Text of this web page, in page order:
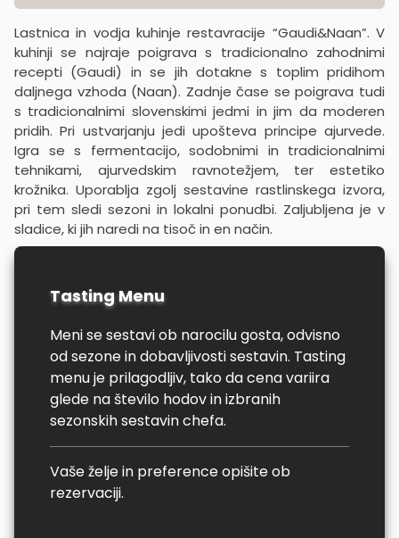
Lastnica in vodja kuhinje restavracije “Gaudi&Naan”. V
kuhinji se najraje poigrava s tradicionalno zahodnimi
recepti (Gaudi) in se jih dotakne s toplim pridihom
daljnega vzhoda (Naan). Zadnje čase se poigrava tudi
s tradicionalnimi slovenskimi jedmi in jim da moderen
pridih. Pri ustvarjanju jedi upošteva principe ajurvede.
Igra se s fermentacijo, sodobnimi in tradicionalnimi
tehnikami, ajurvedskim ravnotežjem, ter estetiko
krožnika. Uporablja zgolj sestavine rastlinskega izvora,
pri tem sledi sezoni in lokalni ponudbi. Zaljubljena je v
sladice, ki jih naredi na tisoč in en način.
Tasting Menu
Meni se sestavi ob narocilu gosta, odvisno
od sezone in dobavljivosti sestavin. Tasting
menu je prilagodljiv, tako da cena variira
glede na število hodov in izbranih
sezonskih sestavin chefa.
Vaše želje in preference opišite ob
rezervaciji.